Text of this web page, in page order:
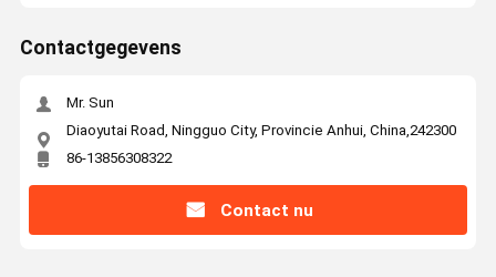
Contactgegevens
Mr. Sun
Diaoyutai Road, Ningguo City, Provincie Anhui, China,242300
86-13856308322
Contact nu